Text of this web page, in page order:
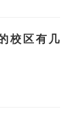
校区有几